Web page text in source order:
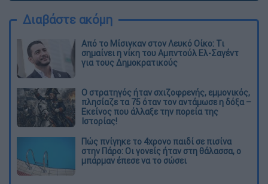
Διαβάστε ακόμη
Από το Μίσιγκαν στον Λευκό Οίκο: Τι
σημαίνει η νίκη του Αμπντούλ Ελ-Σαγέντ
για τους Δημοκρατικούς
O στρατηγός ήταν σχιζοφρενής, εμμονικός,
πλησίαζε τα 75 όταν τον αντάμωσε η δόξα –
Εκείνος που άλλαξε την πορεία της
Ιστορίας!
Πώς πνίγηκε το 4χρονο παιδί σε πισίνα
στην Πάρο: Οι γονείς ήταν στη θάλασσα, ο
μπάρμαν έπεσε να το σώσει